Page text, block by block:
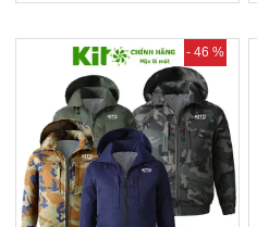
- 46 %